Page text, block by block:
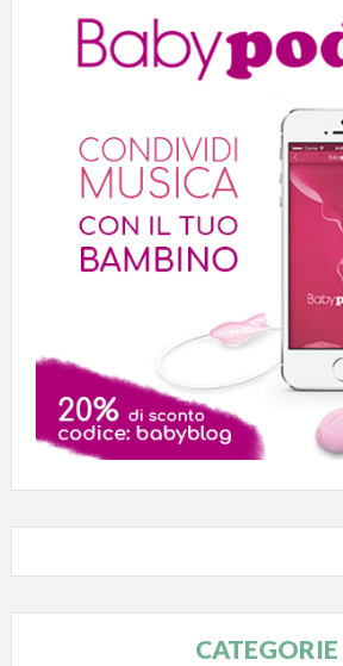
CATEGORIE